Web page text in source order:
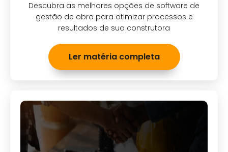
Descubra as melhores opções de software de
gestão de obra para otimizar processos e
resultados de sua construtora
Ler matéria completa